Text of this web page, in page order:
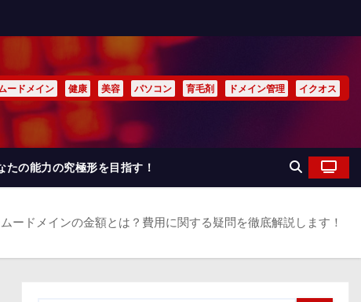
ードメイン 健康 美容 パソコン 育毛剤 ドメイン管理 イクオス
の能力の究極形を目指す！
ードメインの金額とは？費用に関する疑問を徹底解説します！